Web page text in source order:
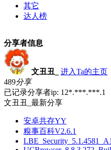
其它
达人榜
分享者信息
文丑丑_
进入Ta的主页
489分享
已记录分享者ip: 12*.***.***.1
文丑丑_最新分享
安卓共存YY
糗事百科V2.6.1
LBE_Security_5.1.4581_A1